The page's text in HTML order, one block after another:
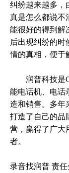
纠纷越来越多，
真是怎么都说不
能很好的得到解
后出现纠纷的时
情的真相，便于
润普科技是
能电话机、电话
造和销售。多年
打造了自己的品
营，赢得了广大
者。
录音找润普 责任